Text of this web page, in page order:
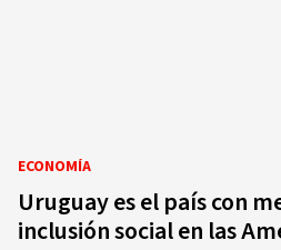
ECONOMÍA
Uruguay es el país con
inclusión social en las